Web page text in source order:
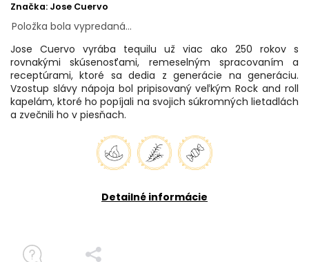
Značka: Jose Cuervo
Položka bola vypredaná…
Jose Cuervo vyrába tequilu už viac ako 250 rokov s
rovnakými skúsenosťami, remeselným spracovaním a
receptúrami, ktoré sa dedia z generácie na generáciu.
Vzostup slávy nápoja bol pripisovaný veľkým Rock and roll
kapelám, ktoré ho popíjali na svojich súkromných lietadlách
a zvečnili ho v piesňach.
Detailné informácie